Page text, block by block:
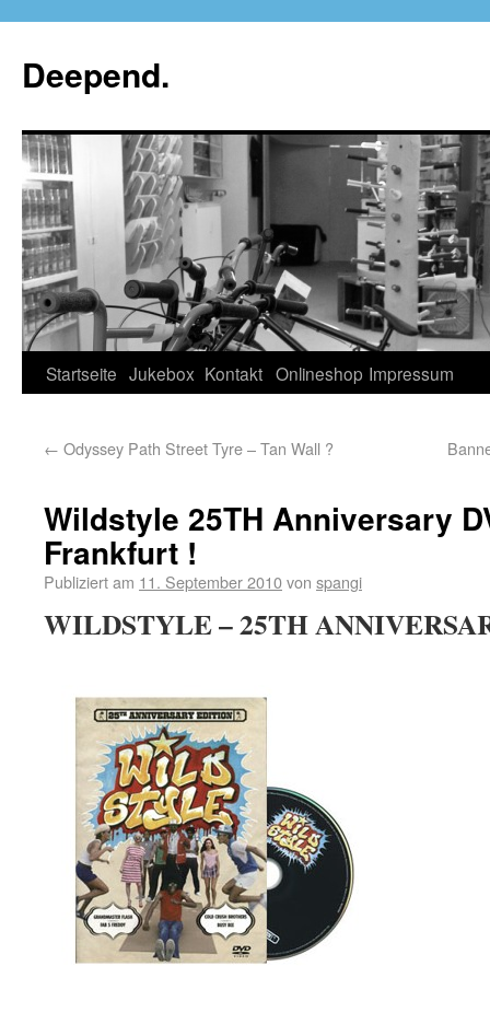
Deepend.
Startseite Jukebox Kontakt Onlineshop Impressum
← Odyssey Path Street Tyre – Tan Wall ?
Wildstyle 25TH Anniversary
Frankfurt !
Publiziert am 11. September 2010von spangi
WILDSTYLE – 25TH